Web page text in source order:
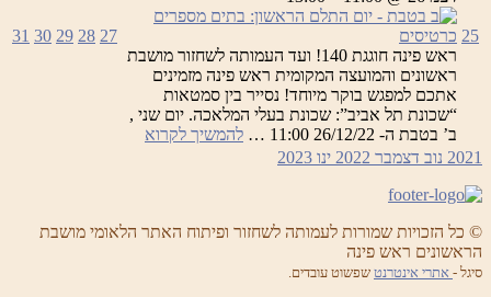
25 כרטיסים
ראש פינה חוגגת 140! ועד העמותה לשחזור מושבת
ראשונים והמועצה המקומית ראש פינה מזמינים
אתכם למפגש בוקר מיוחד! נסייר בין סמטאות
“שכונת תל אביב”: שכונת בעלי המלאכה. יום שני ,
ב’ בטבת ה- 26/12/22 11:00 …
להמשיך לקרוא
הראשון:
27
28
29
30
31
2021 נוב דצמבר 2022 ינו 2023
© כל הזכויות שמורות לעמותה לשחזור ופיתוח האתר הלאומי מושבת
הראשונים ראש פינה
סיגל - אתרי אינטרנט שפשוט עובדים.